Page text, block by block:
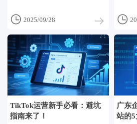
 2025/09/28 
TikTok运营新手必看：避坑
指南来了！
广东
站的